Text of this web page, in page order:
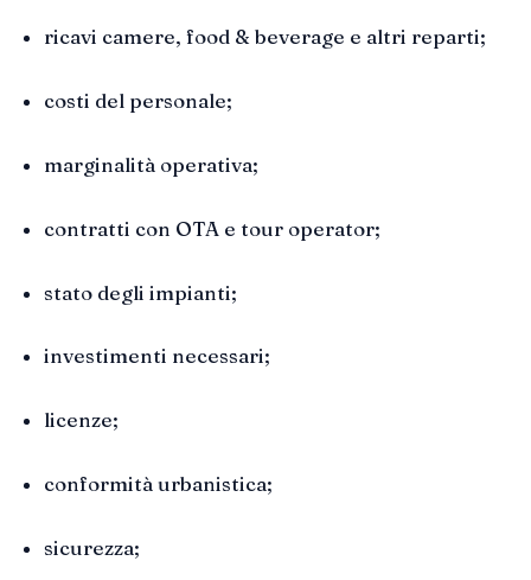
ricavi camere, food & beverage e altri reparti;
costi del personale;
marginalità operativa;
contratti con OTA e tour operator;
stato degli impianti;
investimenti necessari;
licenze;
conformità urbanistica;
sicurezza;